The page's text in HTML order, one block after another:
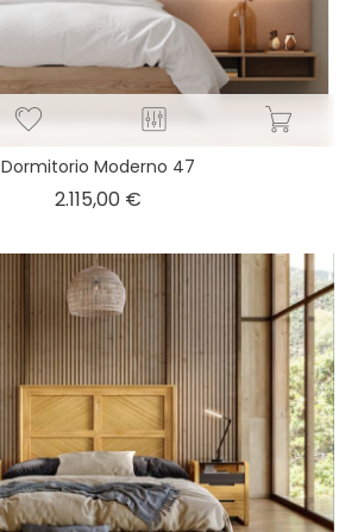
Dormitorio Moderno 47
2.115,00 €Precio